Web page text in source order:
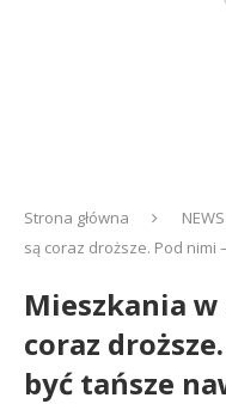
Strona główna NEWS
są coraz droższe. Pod nimi
Mieszkania
coraz
być tańsze